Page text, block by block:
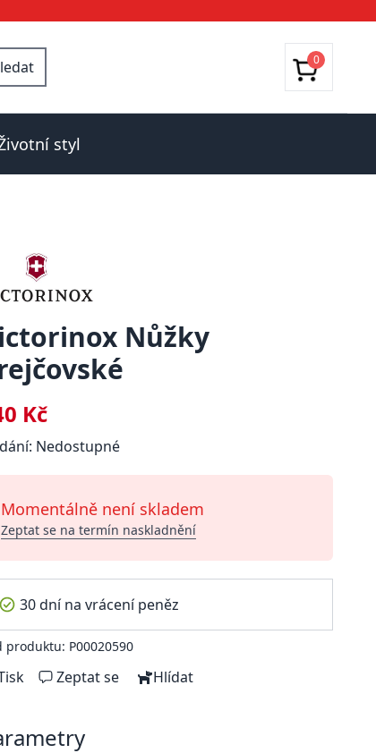
0
styl
Nůžky
Kč
Nedostupné
Momentálně není skladem
Zeptat se na termín naskladnění
30 dní na vrácení peněz
produktu: P00020590
Zeptat se Hlídat